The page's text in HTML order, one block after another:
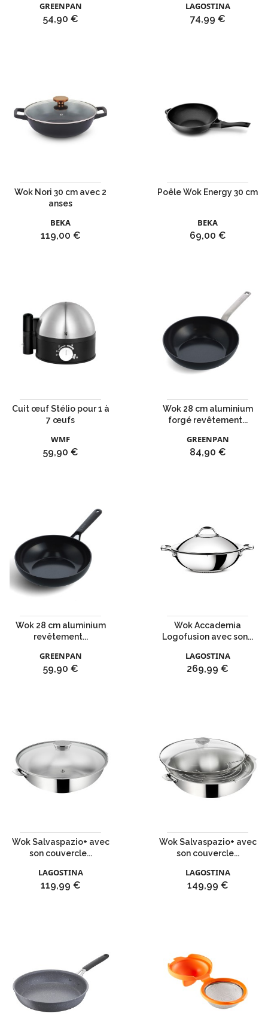
GREENPAN
Prix
54,90 €
LAGOSTINA
Prix
74,99 €
Wok Nori 30 cm avec 2
anses
BEKA
Prix
119,00 €
Poêle Wok Energy 30 cm
BEKA
Prix
69,00 €
Cuit œuf Stélio pour 1 à
7 œufs
WMF
Prix
59,90 €
Wok 28 cm aluminium
forgé revêtement...
GREENPAN
Prix
84,90 €
Wok 28 cm aluminium
revêtement...
GREENPAN
Prix
59,90 €
Wok Accademia
Logofusion avec son...
LAGOSTINA
Prix
269,99 €
Wok Salvaspazio+ avec
son couvercle...
LAGOSTINA
Prix
119,99 €
Wok Salvaspazio+ avec
son couvercle...
LAGOSTINA
Prix
149,99 €